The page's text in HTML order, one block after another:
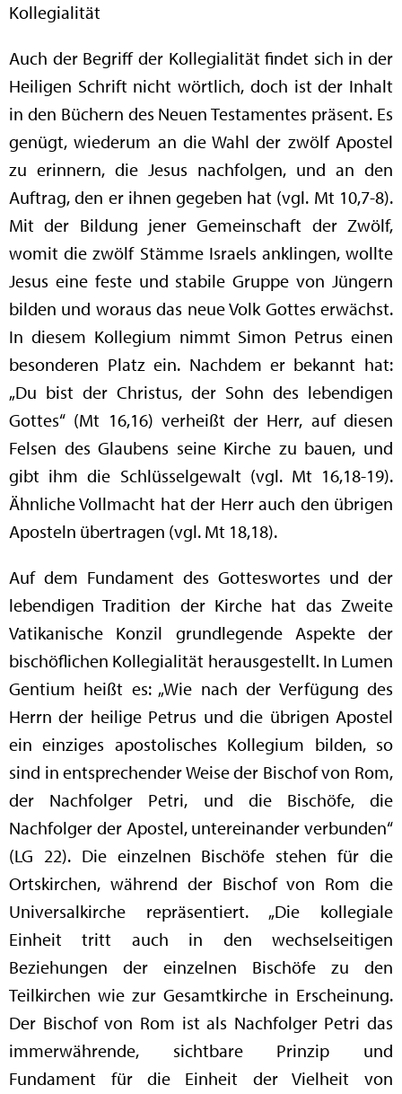
Kollegialität
Auch der Begriff der Kollegialität findet sich in der
Heiligen Schrift nicht wörtlich, doch ist der Inhalt
in den Büchern des Neuen Testamentes präsent. Es
genügt, wiederum an die Wahl der zwölf Apostel
zu erinnern, die Jesus nachfolgen, und an den
Auftrag, den er ihnen gegeben hat (vgl. Mt 10,7-8).
Mit der Bildung jener Gemeinschaft der Zwölf,
womit die zwölf Stämme Israels anklingen, wollte
Jesus eine feste und stabile Gruppe von Jüngern
bilden und woraus das neue Volk Gottes erwächst.
In diesem Kollegium nimmt Simon Petrus einen
besonderen Platz ein. Nachdem er bekannt hat:
„Du bist der Christus, der Sohn des lebendigen
Gottes“ (Mt 16,16) verheißt der Herr, auf diesen
Felsen des Glaubens seine Kirche zu bauen, und
gibt ihm die Schlüsselgewalt (vgl. Mt 16,18-19).
Ähnliche Vollmacht hat der Herr auch den übrigen
Aposteln übertragen (vgl. Mt 18,18).
Auf dem Fundament des Gotteswortes und der
lebendigen Tradition der Kirche hat das Zweite
Vatikanische Konzil grundlegende Aspekte der
bischöflichen Kollegialität herausgestellt. In Lumen
Gentium heißt es: „Wie nach der Verfügung des
Herrn der heilige Petrus und die übrigen Apostel
ein einziges apostolisches Kollegium bilden, so
sind in entsprechender Weise der Bischof von Rom,
der Nachfolger Petri, und die Bischöfe, die
Nachfolger der Apostel, untereinander verbunden“
(LG 22). Die einzelnen Bischöfe stehen für die
Ortskirchen, während der Bischof von Rom die
Universalkirche repräsentiert. „Die kollegiale
Einheit tritt auch in den wechselseitigen
Beziehungen der einzelnen Bischöfe zu den
Teilkirchen wie zur Gesamtkirche in Erscheinung.
Der Bischof von Rom ist als Nachfolger Petri das
immerwährende, sichtbare Prinzip und
Fundament für die Einheit der Vielheit von